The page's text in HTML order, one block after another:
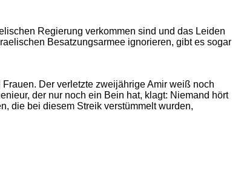
Regierung verkommen sind und das Leiden
Besatzungsarmee ignorieren, gibt es sogar
Der verletzte zweijährige Amir weiß noch
der nur noch ein Bein hat, klagt: Niemand hört
die bei diesem Streik verstümmelt wurden,